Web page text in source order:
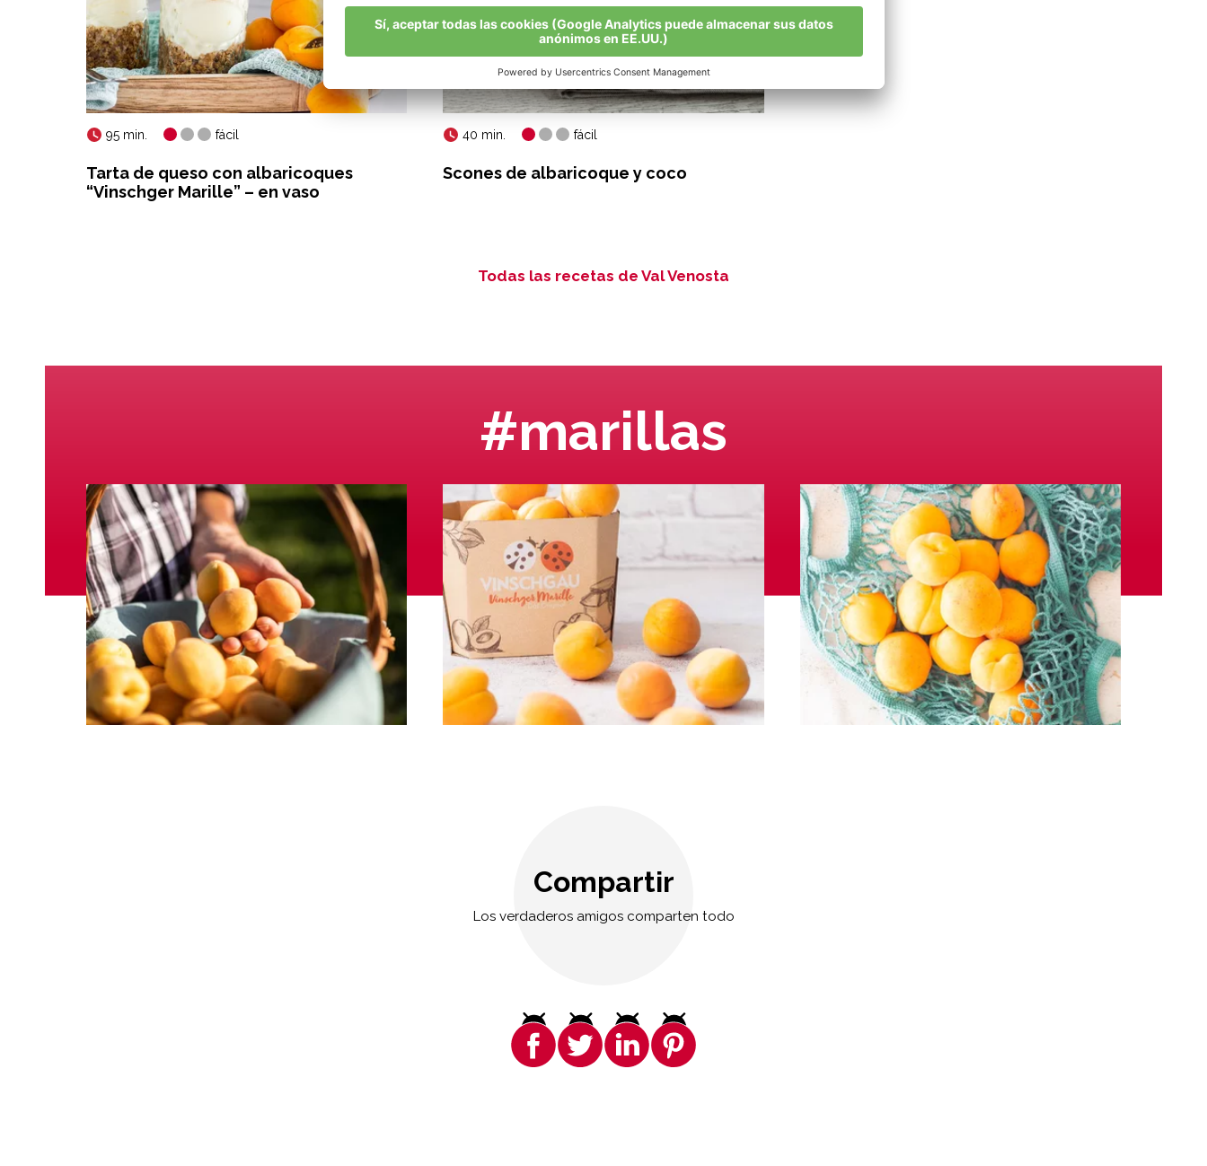
95 min. fácil
Tarta de queso con albaricoques
“Vinschger Marille” – en vaso
40 min. fácil
Scones de albaricoque y coco
Todas las recetas de Val Venosta
#marillas
Compartir
Los verdaderos amigos comparten todo